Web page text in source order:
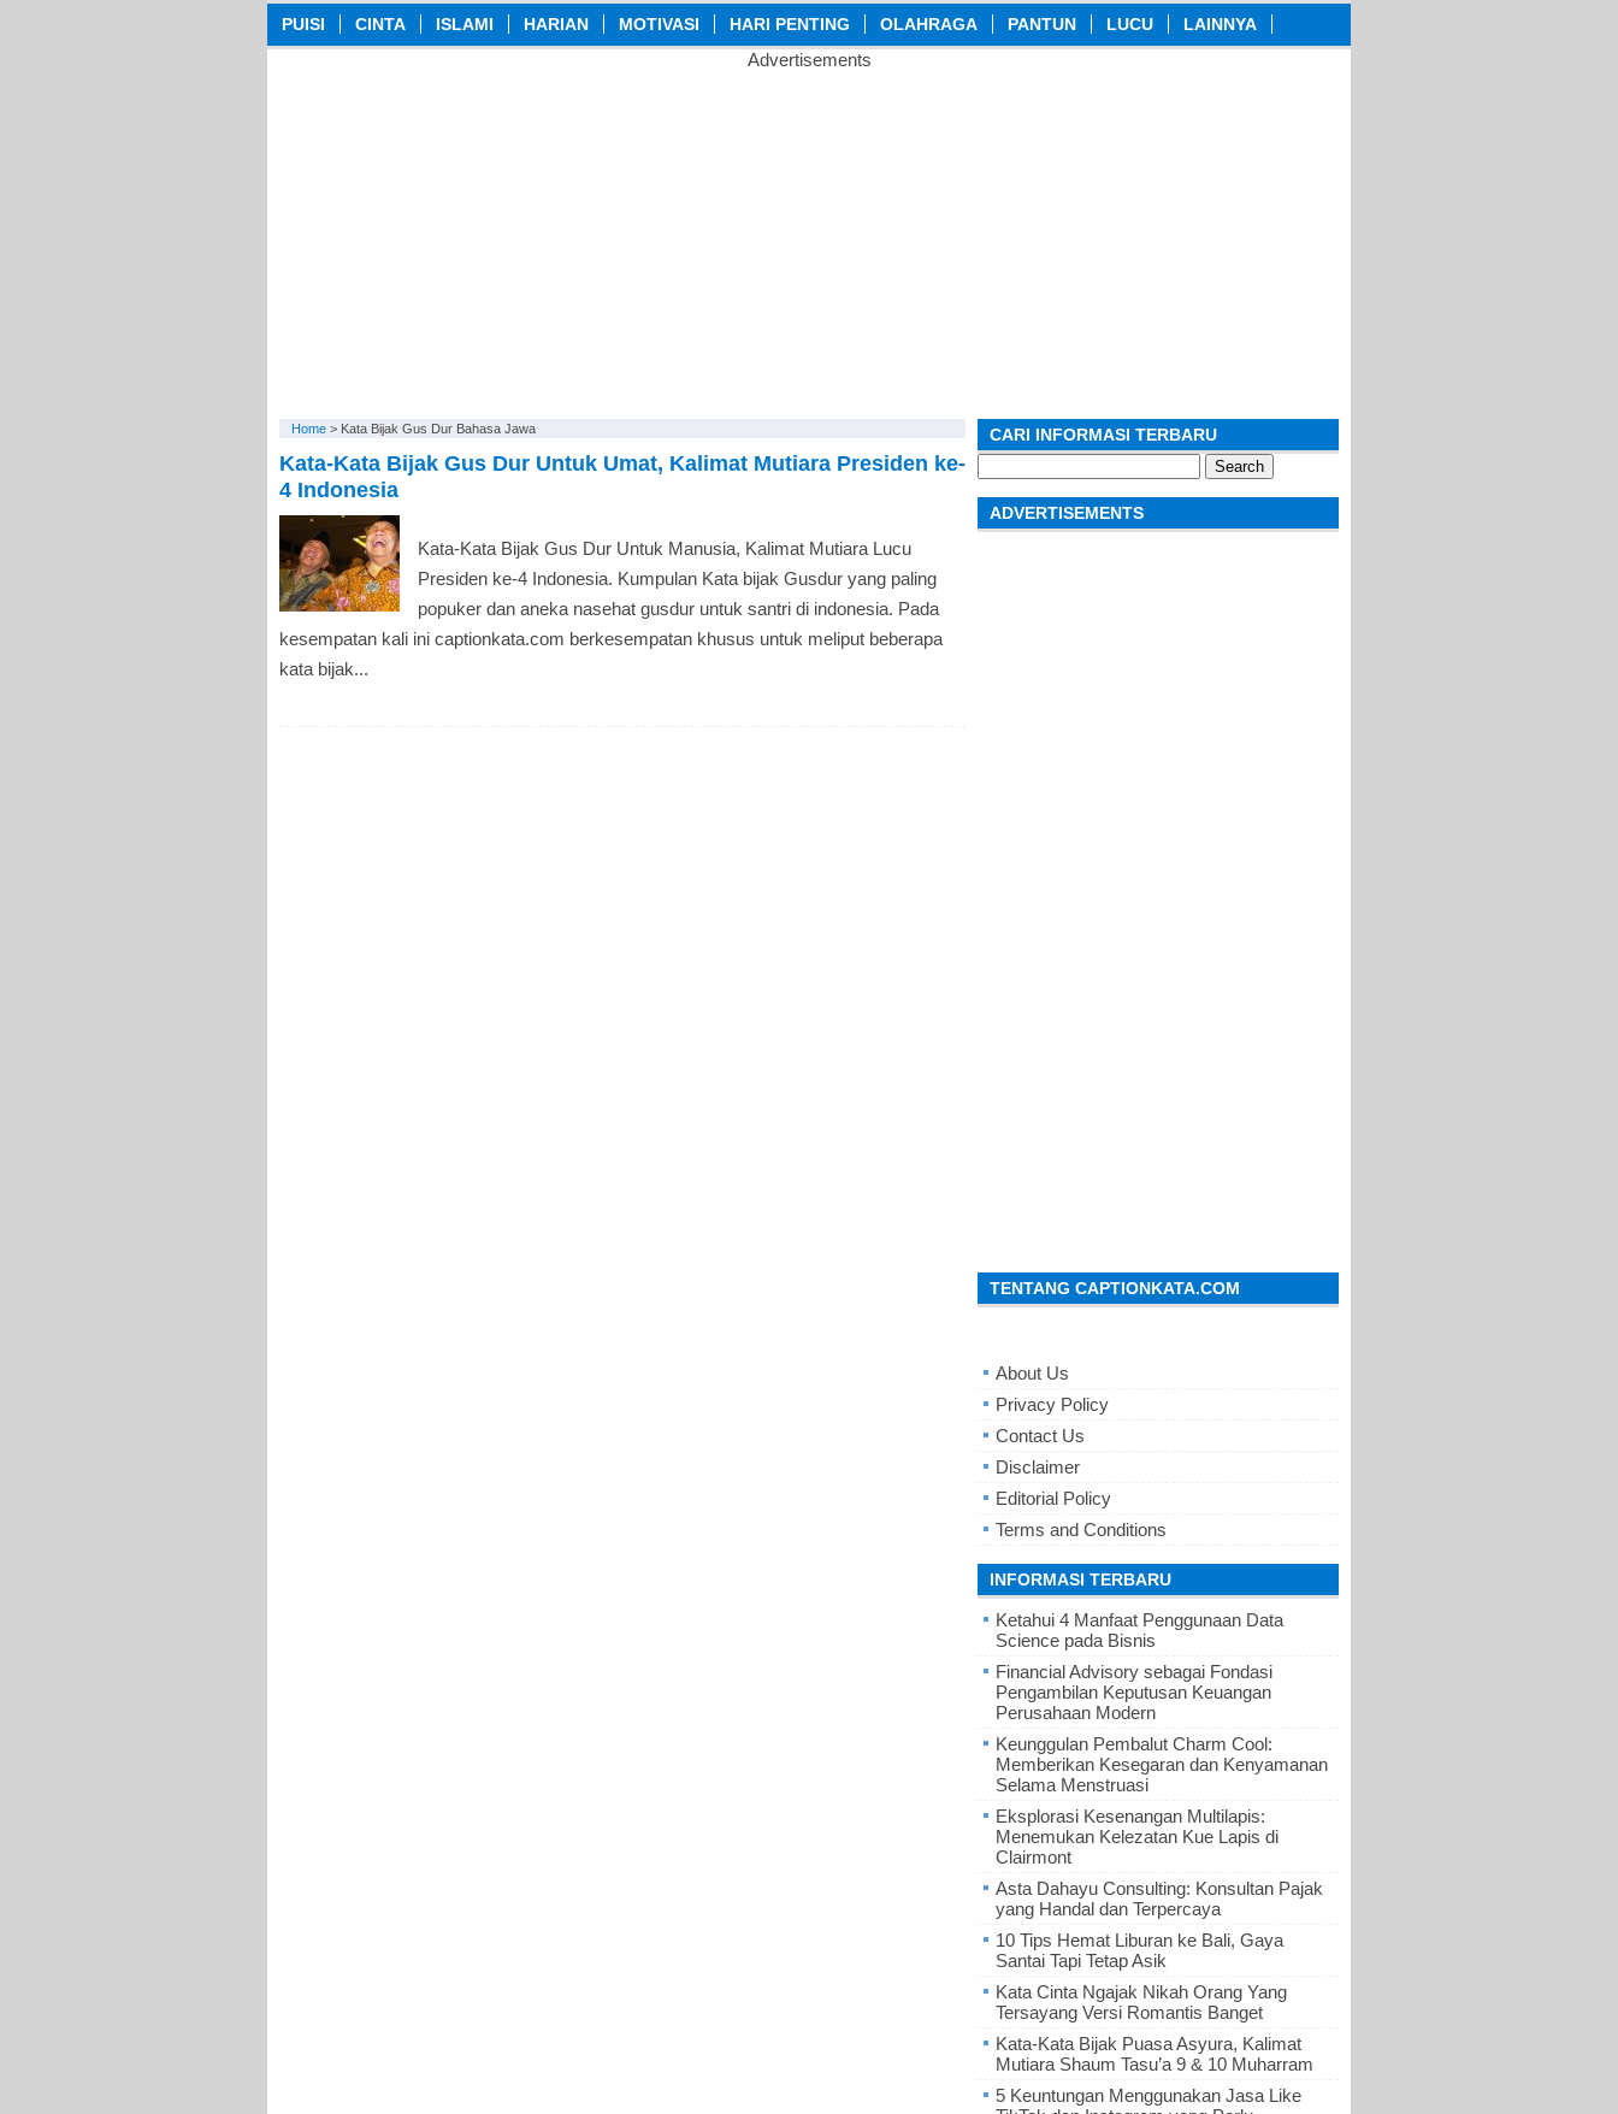
PUISI CINTA ISLAMI HARIAN MOTIVASI HARI PENTING OLAHRAGA PANTUN LUCU LAINNYA
Advertisements
Home > Kata Bijak Gus Dur Bahasa Jawa
Kata-Kata Bijak Gus Dur Untuk Umat, Kalimat Mutiara Presiden ke-
4 Indonesia
Kata-Kata Bijak Gus Dur Untuk Manusia, Kalimat Mutiara Lucu
Presiden ke-4 Indonesia. Kumpulan Kata bijak Gusdur yang paling
popuker dan aneka nasehat gusdur untuk santri di indonesia. Pada
kesempatan kali ini captionkata.com berkesempatan khusus untuk meliput beberapa
kata bijak...
CARI INFORMASI TERBARU
for:
ADVERTISEMENTS
TENTANG CAPTIONKATA.COM
About Us
Privacy Policy
Contact Us
Disclaimer
Editorial Policy
Terms and Conditions
INFORMASI TERBARU
Ketahui 4 Manfaat Penggunaan Data
Science pada Bisnis
Financial Advisory sebagai Fondasi
Pengambilan Keputusan Keuangan
Perusahaan Modern
Keunggulan Pembalut Charm Cool:
Memberikan Kesegaran dan Kenyamanan
Selama Menstruasi
Eksplorasi Kesenangan Multilapis:
Menemukan Kelezatan Kue Lapis di
Clairmont
Asta Dahayu Consulting: Konsultan Pajak
yang Handal dan Terpercaya
10 Tips Hemat Liburan ke Bali, Gaya
Santai Tapi Tetap Asik
Kata Cinta Ngajak Nikah Orang Yang
Tersayang Versi Romantis Banget
Kata-Kata Bijak Puasa Asyura, Kalimat
Mutiara Shaum Tasu’a 9 & 10 Muharram
5 Keuntungan Menggunakan Jasa Like